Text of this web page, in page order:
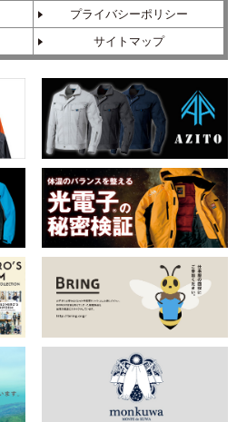
プライバシーポリシー
サイトマップ